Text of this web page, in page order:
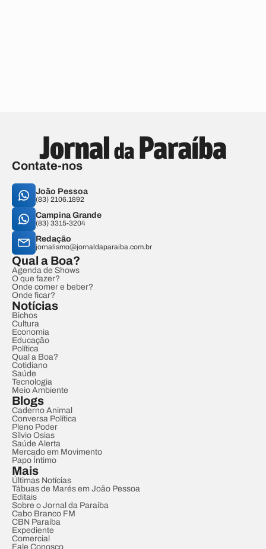
Contate-nos
João Pessoa
(83) 2106.1892
Campina Grande
(83) 3315-3204
Redação
jornalismo@jornaldaparaiba.com.br
Qual a Boa?
Agenda de Shows
O que fazer?
Onde comer e beber?
Onde ficar?
Notícias
Bichos
Cultura
Economia
Educação
Política
Qual a Boa?
Cotidiano
Saúde
Tecnologia
Meio Ambiente
Blogs
Caderno Animal
Conversa Política
Pleno Poder
Sílvio Osias
Saúde Alerta
Mercado em Movimento
Papo Íntimo
Mais
Últimas Notícias
Tábuas de Marés em João Pessoa
Editais
Sobre o Jornal da Paraíba
Cabo Branco FM
CBN Paraíba
Expediente
Comercial
Fale Conosco